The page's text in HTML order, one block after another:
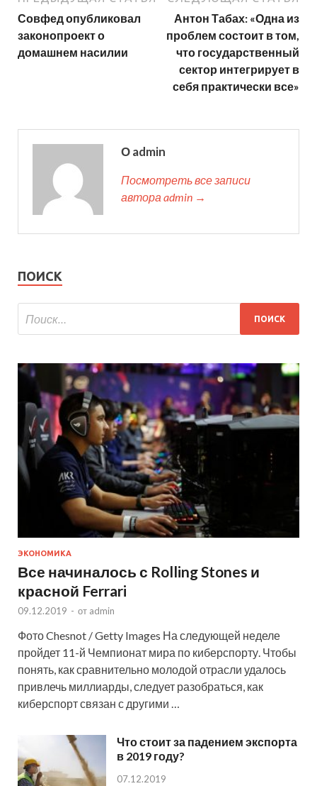
Совфед опубликовал
законопроект о
домашнем насилии
Антон Табах: «Одна из
проблем состоит в том,
что государственный
сектор интегрирует в
себя практически все»
О admin
Посмотреть все записи
автора admin →
ПОИСК
ЭКОНОМИКА
Все начиналось с Rolling Stones и
красной Ferrari
09.12.2019 - от admin
Фото Chesnot / Getty Images На следующей неделе
пройдет 11-й Чемпионат мира по киберспорту. Чтобы
понять, как сравнительно молодой отрасли удалось
привлечь миллиарды, следует разобраться, как
киберспорт связан с другими …
Что стоит за падением экспорта
в 2019 году?
07.12.2019